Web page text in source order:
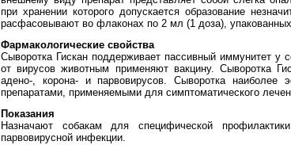
при хранении которого допускается образование
расфасовывают во флаконах по 2 мл (1 доза),
Фармакологические свойства
Сыворотка Гискан поддерживает пассивный иммунитет
от вирусов животным применяют вакцину. Сыворотка
адено-, корона- и парвовирусов. Сыворотка
препаратами, применяемыми для симптоматического
Показания
Назначают собакам для специфической
парвовирусной инфекции.